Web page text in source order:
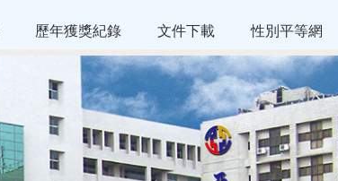
歷年獲獎紀錄 文件下載 性別平等網